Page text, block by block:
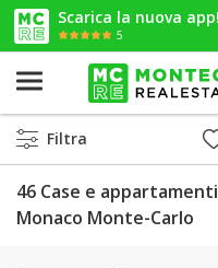
Scarica la nuova app!
5
Filtra
46 Case e
Monaco Monte-Carlo